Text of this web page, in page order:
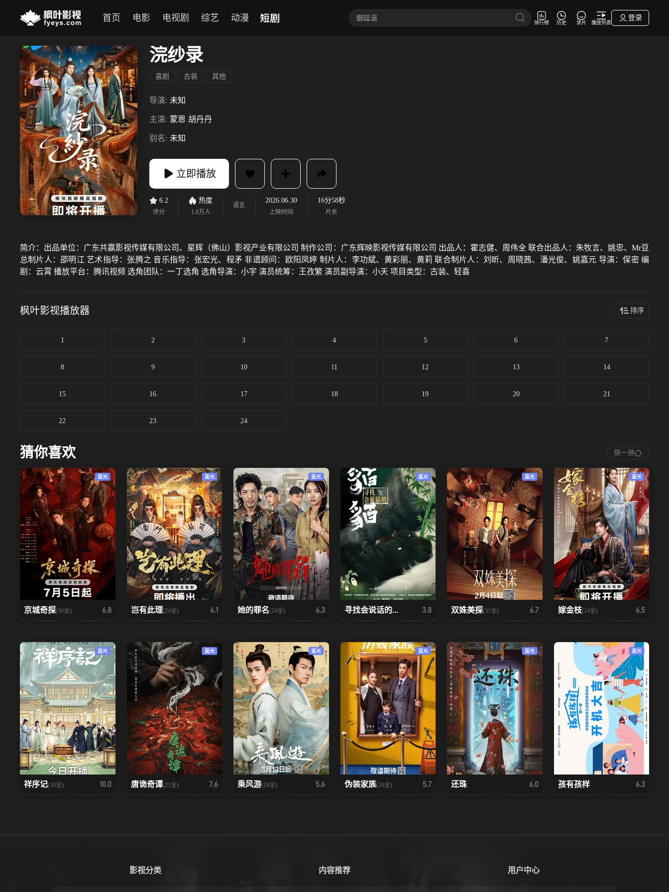
首页 电影 电视剧 综艺 动漫 短剧 排行榜 历史 求片 播放列表
登录
浣纱录
喜剧 古装 其他
导演: 未知
主演: 蒙恩 胡丹丹
别名: 未知
立即播放
6.2
评分
热度
1.8万人
语言
2026.06.30
上映时间
16分58秒
片长
简介： 出品单位：广东共赢影视传媒有限公司、星辉（佛山）影视产业有限公司 制作公司：广东辉映影视传媒有限公司 出品人：霍志健、周伟全 联合出品人：朱牧言、姚忠、Mr豆
总制片人：邵明江 艺术指导：张腾之 音乐指导：张宏光、程矛 非遗顾问：欧阳凤婷 制片人：李功斌、黄彩丽、黄莉 联合制片人：刘昕、周晓茜、潘光俊、姚嘉元 导演：保密 编
剧：云霄 播放平台：腾讯视频 选角团队：一丁选角 选角导演：小宇 演员统筹：王孜繁 演员副导演：小天 项目类型：古装、轻喜
枫叶影视播放器 排序
1 2 3 4 5 6 7
8 9 10 11 12 13 14
15 16 17 18 19 20 21
22 23 24
猜你喜欢 换一换
蓝光
京城奇探(36全) 6.8
蓝光
岂有此理(24全) 6.1
蓝光
她的罪名(24全) 6.3
蓝光
寻找会说话的... 3.8
蓝光
双姝美探(31全) 6.7
蓝光
嫁金枝(24全) 6.5
蓝光
祥序记(20全) 10.0
蓝光
唐诡奇谭(21全) 7.6
蓝光
乘风游(24全) 5.6
蓝光
伪装家族(26全) 5.7
蓝光
还珠 6.0
蓝光
孩有孩样 6.3
影视分类 内容推荐 用户中心